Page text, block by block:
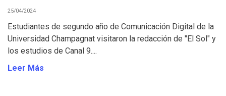
25/04/2024
Estudiantes de segundo año de Comunicación Digital de la
Universidad Champagnat visitaron la redacción de "El Sol" y
los estudios de Canal 9....
Leer Más